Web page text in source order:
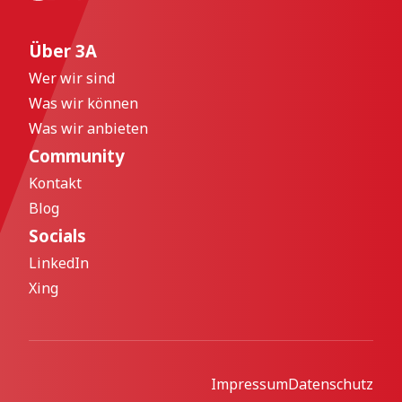
Über 3A
Wer wir sind
Was wir können
Was wir anbieten
Community
Kontakt
Blog
Socials
LinkedIn
Xing
ImpressumDatenschutz